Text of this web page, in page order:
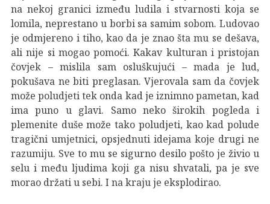
na nekoj granici između ludila i stvarnosti koja se
lomila, neprestano u borbi sa samim sobom. Ludovao
je odmjereno i tiho, kao da je znao šta mu se dešava,
ali nije si mogao pomoći. Kakav kulturan i pristojan
čovjek – mislila sam osluškujući – mada je lud,
pokušava ne biti preglasan. Vjerovala sam da čovjek
može poludjeti tek onda kad je iznimno pametan, kad
ima puno u glavi. Samo neko širokih pogleda i
plemenite duše može tako poludjeti, kao kad polude
tragični umjetnici, opsjednuti idejama koje drugi ne
razumiju. Sve to mu se sigurno desilo pošto je živio u
selu i među ljudima koji ga nisu shvatali, pa je sve
morao držati u sebi. I na kraju je eksplodirao.